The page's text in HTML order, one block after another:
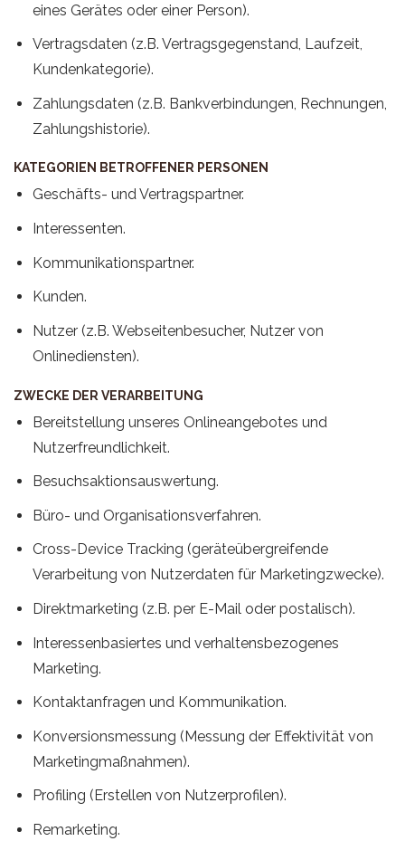
eines Gerätes oder einer Person).
Vertragsdaten (z.B. Vertragsgegenstand, Laufzeit,
Kundenkategorie).
Zahlungsdaten (z.B. Bankverbindungen, Rechnungen,
Zahlungshistorie).
KATEGORIEN BETROFFENER PERSONEN
Geschäfts- und Vertragspartner.
Interessenten.
Kommunikationspartner.
Kunden.
Nutzer (z.B. Webseitenbesucher, Nutzer von
Onlinediensten).
ZWECKE DER VERARBEITUNG
Bereitstellung unseres Onlineangebotes und
Nutzerfreundlichkeit.
Besuchsaktionsauswertung.
Büro- und Organisationsverfahren.
Cross-Device Tracking (geräteübergreifende
Verarbeitung von Nutzerdaten für Marketingzwecke).
Direktmarketing (z.B. per E-Mail oder postalisch).
Interessenbasiertes und verhaltensbezogenes
Marketing.
Kontaktanfragen und Kommunikation.
Konversionsmessung (Messung der Effektivität von
Marketingmaßnahmen).
Profiling (Erstellen von Nutzerprofilen).
Remarketing.